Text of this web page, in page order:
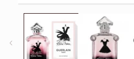
dans
une
fenêtre